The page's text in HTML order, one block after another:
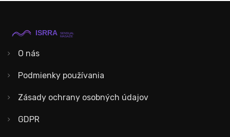
O nás
Podmienky používania
Zásady ochrany osobných údajov
GDPR